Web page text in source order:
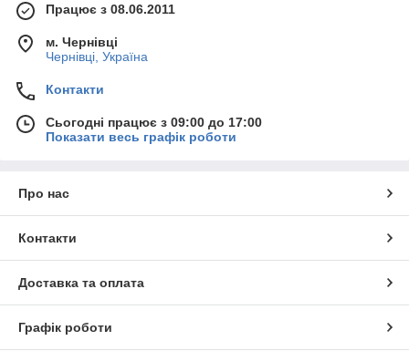
Працює з 08.06.2011
м. Чернівці
Чернівці, Україна
Контакти
Сьогодні працює з 09:00 до 17:00
Показати весь графік роботи
Про нас
Контакти
Доставка та оплата
Графік роботи